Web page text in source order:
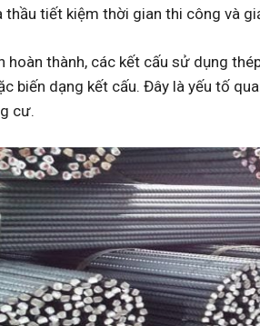
thầu tiết kiệm thời gian thi công và
hoàn thành, các kết cấu sử dụng
biến dạng kết cấu. Đây là yếu tố
cư.